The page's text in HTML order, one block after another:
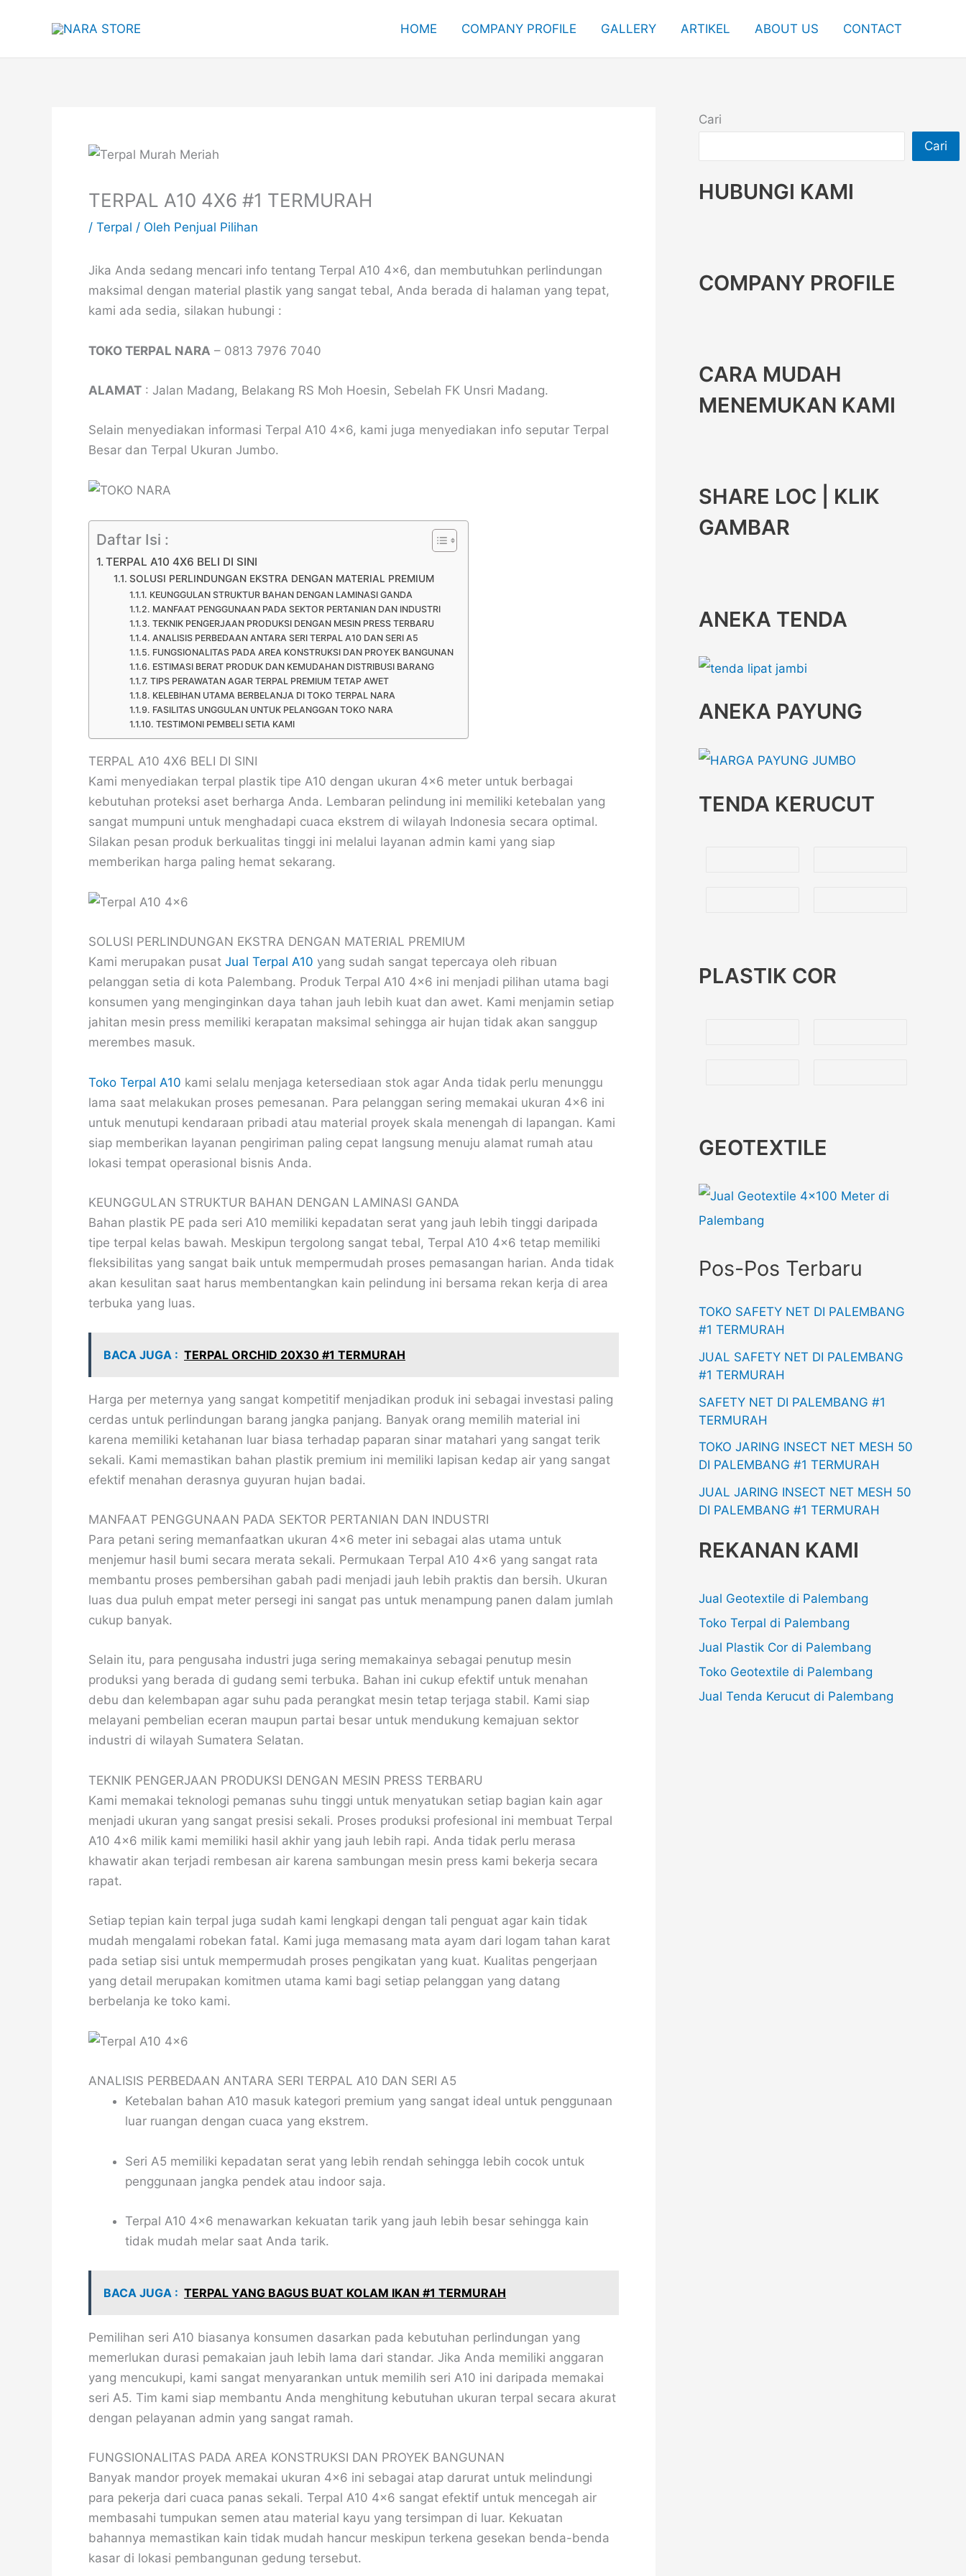
HOME COMPANY PROFILE GALLERY ARTIKEL ABOUT US CONTACT
TERPAL A10 4X6 #1 TERMURAH
/ Terpal / Oleh Penjual Pilihan
Jika Anda sedang mencari info tentang Terpal A10 4×6, dan membutuhkan perlindungan
maksimal dengan material plastik yang sangat tebal, Anda berada di halaman yang tepat,
kami ada sedia, silakan hubungi :
TOKO TERPAL NARA – 0813 7976 7040
ALAMAT : Jalan Madang, Belakang RS Moh Hoesin, Sebelah FK Unsri Madang.
Selain menyediakan informasi Terpal A10 4×6, kami juga menyediakan info seputar Terpal
Besar dan Terpal Ukuran Jumbo.
Daftar Isi :
TERPAL A10 4X6 BELI DI SINI
SOLUSI PERLINDUNGAN EKSTRA DENGAN MATERIAL PREMIUM
KEUNGGULAN STRUKTUR BAHAN DENGAN LAMINASI GANDA
MANFAAT PENGGUNAAN PADA SEKTOR PERTANIAN DAN INDUSTRI
TEKNIK PENGERJAAN PRODUKSI DENGAN MESIN PRESS TERBARU
ANALISIS PERBEDAAN ANTARA SERI TERPAL A10 DAN SERI A5
FUNGSIONALITAS PADA AREA KONSTRUKSI DAN PROYEK BANGUNAN
ESTIMASI BERAT PRODUK DAN KEMUDAHAN DISTRIBUSI BARANG
TIPS PERAWATAN AGAR TERPAL PREMIUM TETAP AWET
KELEBIHAN UTAMA BERBELANJA DI TOKO TERPAL NARA
FASILITAS UNGGULAN UNTUK PELANGGAN TOKO NARA
TESTIMONI PEMBELI SETIA KAMI
TERPAL A10 4X6 BELI DI SINI
Kami menyediakan terpal plastik tipe A10 dengan ukuran 4×6 meter untuk berbagai
kebutuhan proteksi aset berharga Anda. Lembaran pelindung ini memiliki ketebalan yang
sangat mumpuni untuk menghadapi cuaca ekstrem di wilayah Indonesia secara optimal.
Silakan pesan produk berkualitas tinggi ini melalui layanan admin kami yang siap
memberikan harga paling hemat sekarang.
SOLUSI PERLINDUNGAN EKSTRA DENGAN MATERIAL PREMIUM
Kami merupakan pusat Jual Terpal A10 yang sudah sangat tepercaya oleh ribuan
pelanggan setia di kota Palembang. Produk Terpal A10 4×6 ini menjadi pilihan utama bagi
konsumen yang menginginkan daya tahan jauh lebih kuat dan awet. Kami menjamin setiap
jahitan mesin press memiliki kerapatan maksimal sehingga air hujan tidak akan sanggup
merembes masuk.
Toko Terpal A10 kami selalu menjaga ketersediaan stok agar Anda tidak perlu menunggu
lama saat melakukan proses pemesanan. Para pelanggan sering memakai ukuran 4×6 ini
untuk menutupi kendaraan pribadi atau material proyek skala menengah di lapangan. Kami
siap memberikan layanan pengiriman paling cepat langsung menuju alamat rumah atau
lokasi tempat operasional bisnis Anda.
KEUNGGULAN STRUKTUR BAHAN DENGAN LAMINASI GANDA
Bahan plastik PE pada seri A10 memiliki kepadatan serat yang jauh lebih tinggi daripada
tipe terpal kelas bawah. Meskipun tergolong sangat tebal, Terpal A10 4×6 tetap memiliki
fleksibilitas yang sangat baik untuk mempermudah proses pemasangan harian. Anda tidak
akan kesulitan saat harus membentangkan kain pelindung ini bersama rekan kerja di area
terbuka yang luas.
BACA JUGA : TERPAL ORCHID 20X30 #1 TERMURAH
Harga per meternya yang sangat kompetitif menjadikan produk ini sebagai investasi paling
cerdas untuk perlindungan barang jangka panjang. Banyak orang memilih material ini
karena memiliki ketahanan luar biasa terhadap paparan sinar matahari yang sangat terik
sekali. Kami memastikan bahan plastik premium ini memiliki lapisan kedap air yang sangat
efektif menahan derasnya guyuran hujan badai.
MANFAAT PENGGUNAAN PADA SEKTOR PERTANIAN DAN INDUSTRI
Para petani sering memanfaatkan ukuran 4×6 meter ini sebagai alas utama untuk
menjemur hasil bumi secara merata sekali. Permukaan Terpal A10 4×6 yang sangat rata
membantu proses pembersihan gabah padi menjadi jauh lebih praktis dan bersih. Ukuran
luas dua puluh empat meter persegi ini sangat pas untuk menampung panen dalam jumlah
cukup banyak.
Selain itu, para pengusaha industri juga sering memakainya sebagai penutup mesin
produksi yang berada di gudang semi terbuka. Bahan ini cukup efektif untuk menahan
debu dan kelembapan agar suhu pada perangkat mesin tetap terjaga stabil. Kami siap
melayani pembelian eceran maupun partai besar untuk mendukung kemajuan sektor
industri di wilayah Sumatera Selatan.
TEKNIK PENGERJAAN PRODUKSI DENGAN MESIN PRESS TERBARU
Kami memakai teknologi pemanas suhu tinggi untuk menyatukan setiap bagian kain agar
menjadi ukuran yang sangat presisi sekali. Proses produksi profesional ini membuat Terpal
A10 4×6 milik kami memiliki hasil akhir yang jauh lebih rapi. Anda tidak perlu merasa
khawatir akan terjadi rembesan air karena sambungan mesin press kami bekerja secara
rapat.
Setiap tepian kain terpal juga sudah kami lengkapi dengan tali penguat agar kain tidak
mudah mengalami robekan fatal. Kami juga memasang mata ayam dari logam tahan karat
pada setiap sisi untuk mempermudah proses pengikatan yang kuat. Kualitas pengerjaan
yang detail merupakan komitmen utama kami bagi setiap pelanggan yang datang
berbelanja ke toko kami.
ANALISIS PERBEDAAN ANTARA SERI TERPAL A10 DAN SERI A5
Ketebalan bahan A10 masuk kategori premium yang sangat ideal untuk penggunaan
luar ruangan dengan cuaca yang ekstrem.
Seri A5 memiliki kepadatan serat yang lebih rendah sehingga lebih cocok untuk
penggunaan jangka pendek atau indoor saja.
Terpal A10 4×6 menawarkan kekuatan tarik yang jauh lebih besar sehingga kain
tidak mudah melar saat Anda tarik.
BACA JUGA : TERPAL YANG BAGUS BUAT KOLAM IKAN #1 TERMURAH
Pemilihan seri A10 biasanya konsumen dasarkan pada kebutuhan perlindungan yang
memerlukan durasi pemakaian jauh lebih lama dari standar. Jika Anda memiliki anggaran
yang mencukupi, kami sangat menyarankan untuk memilih seri A10 ini daripada memakai
seri A5. Tim kami siap membantu Anda menghitung kebutuhan ukuran terpal secara akurat
dengan pelayanan admin yang sangat ramah.
FUNGSIONALITAS PADA AREA KONSTRUKSI DAN PROYEK BANGUNAN
Banyak mandor proyek memakai ukuran 4×6 ini sebagai atap darurat untuk melindungi
para pekerja dari cuaca panas sekali. Terpal A10 4×6 sangat efektif untuk mencegah air
membasahi tumpukan semen atau material kayu yang tersimpan di luar. Kekuatan
bahannya memastikan kain tidak mudah hancur meskipun terkena gesekan benda-benda
kasar di lokasi pembangunan gedung tersebut.
Cari
Cari
HUBUNGI KAMI
COMPANY PROFILE
CARA MUDAH
MENEMUKAN KAMI
SHARE LOC | KLIK
GAMBAR
ANEKA TENDA
ANEKA PAYUNG
TENDA KERUCUT
PLASTIK COR
GEOTEXTILE
Pos-Pos Terbaru
TOKO SAFETY NET DI PALEMBANG
#1 TERMURAH
JUAL SAFETY NET DI PALEMBANG
#1 TERMURAH
SAFETY NET DI PALEMBANG #1
TERMURAH
TOKO JARING INSECT NET MESH 50
DI PALEMBANG #1 TERMURAH
JUAL JARING INSECT NET MESH 50
DI PALEMBANG #1 TERMURAH
REKANAN KAMI
Jual Geotextile di Palembang
Toko Terpal di Palembang
Jual Plastik Cor di Palembang
Toko Geotextile di Palembang
Jual Tenda Kerucut di Palembang